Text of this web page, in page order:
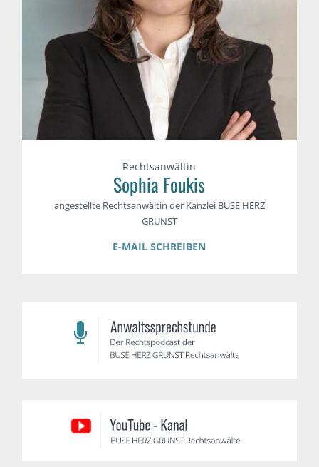
Rechtsanwältin
Sophia Foukis
angestellte Rechtsanwältin der Kanzlei BUSE HERZ
GRUNST
E-MAIL SCHREIBEN